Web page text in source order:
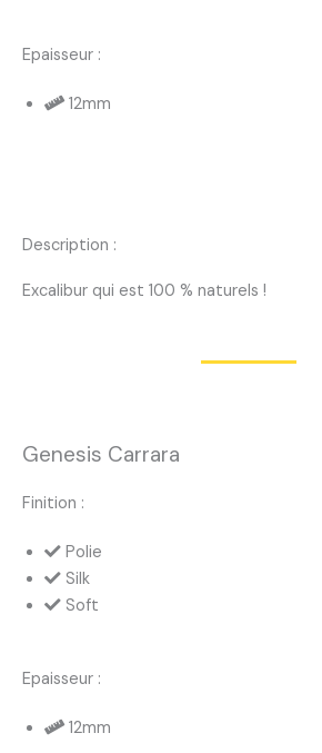
Epaisseur :
12mm
Description :
Excalibur qui est 100 % naturels !
Genesis Carrara
Finition :
Polie
Silk
Soft
Epaisseur :
12mm